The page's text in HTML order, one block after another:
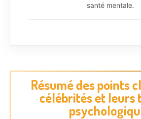
santé mentale.
Résumé des points
célébrités et leurs